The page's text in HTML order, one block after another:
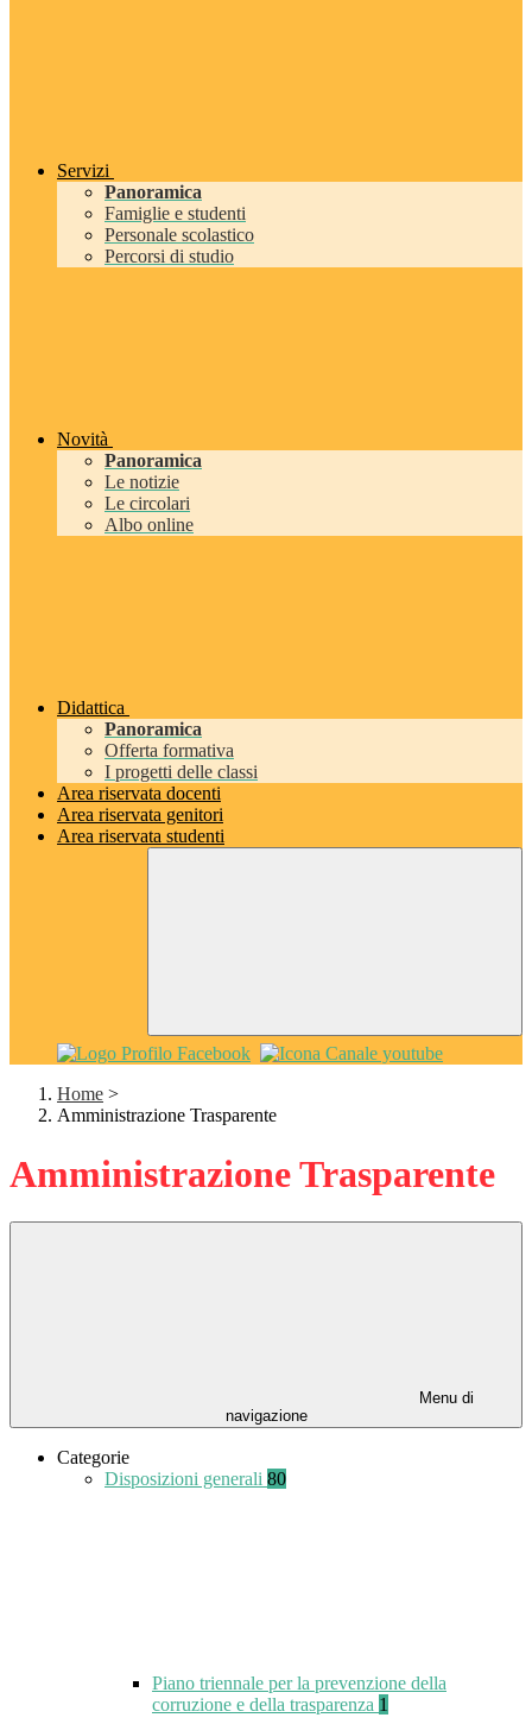
Servizi
Panoramica
Famiglie e studenti
Personale scolastico
Percorsi di studio
Novità
Panoramica
Le notizie
Le circolari
Albo online
Didattica
Panoramica
Offerta formativa
I progetti delle classi
Area riservata docenti
Area riservata genitori
Area riservata studenti
Home >
Amministrazione Trasparente
Amministrazione Trasparente
Menu di
navigazione
Categorie
Disposizioni generali 80
Piano triennale per la prevenzione della
corruzione e della trasparenza 1